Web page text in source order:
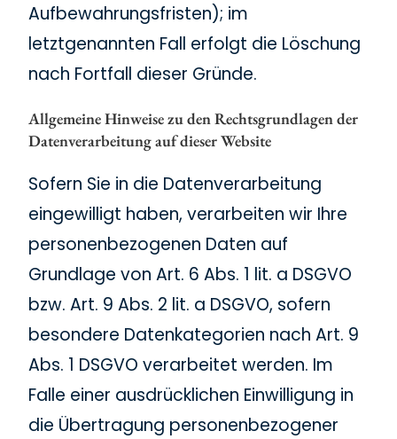
Aufbewahrungsfristen); im
letztgenannten Fall erfolgt die Löschung
nach Fortfall dieser Gründe.
Allgemeine Hinweise zu den Rechtsgrundlagen der
Datenverarbeitung auf dieser Website
Sofern Sie in die Datenverarbeitung
eingewilligt haben, verarbeiten wir Ihre
personenbezogenen Daten auf
Grundlage von Art. 6 Abs. 1 lit. a DSGVO
bzw. Art. 9 Abs. 2 lit. a DSGVO, sofern
besondere Datenkategorien nach Art. 9
Abs. 1 DSGVO verarbeitet werden. Im
Falle einer ausdrücklichen Einwilligung in
die Übertragung personenbezogener